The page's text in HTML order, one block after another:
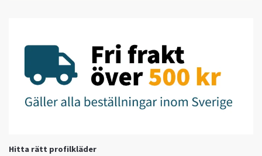
Hitta rätt profilkläder